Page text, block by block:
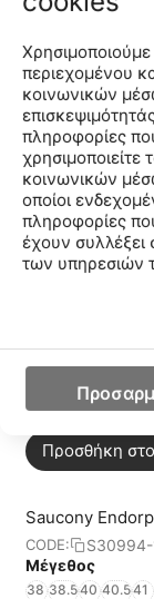
CODE:
S11007-
Μέγεθος
37.538 38.539 40
Χαμηλότερη
Ημερών:
00
Προσθήκη
Saucony
CODE:
S30994-
Μέγεθος
38 38.540 40.541
περιεχομένου
κοινωνικών
πληροφορίες
χρησιμοποιείτε
κοινωνικών
οποίοι
πληροφορίες
έχουν
των υπηρεσιών